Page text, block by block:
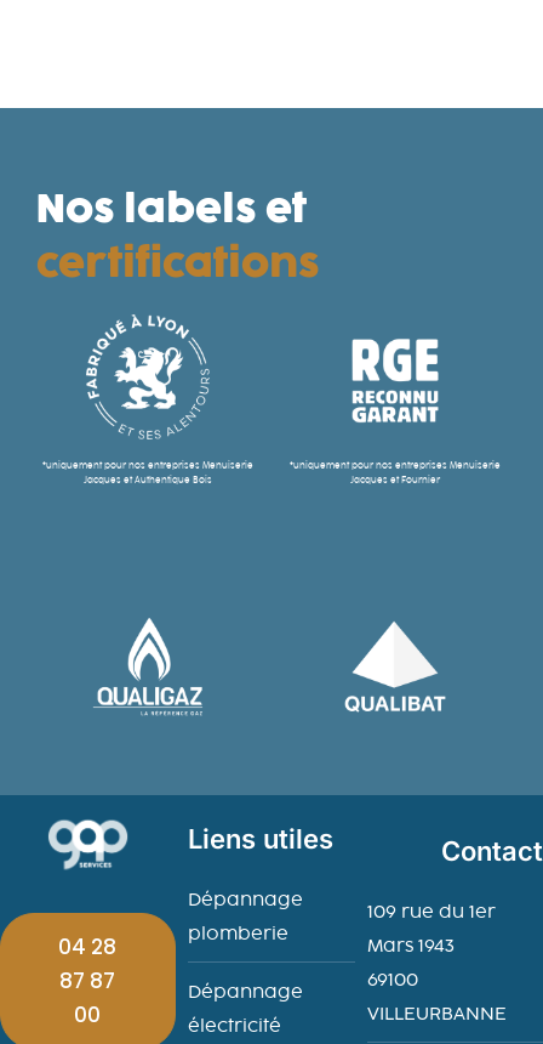
Nos labels et
certifications
*uniquement pour nos entreprises Menuiserie
Jacques et Authentique Bois
*uniquement pour nos entreprises Menuiserie
Jacques et Fournier
Liens utiles
Dépannage
plomberie
Dépannage
électricité
04 28
87 87
00
Contact
109 rue du 1er
Mars 1943
69100
VILLEURBANNE